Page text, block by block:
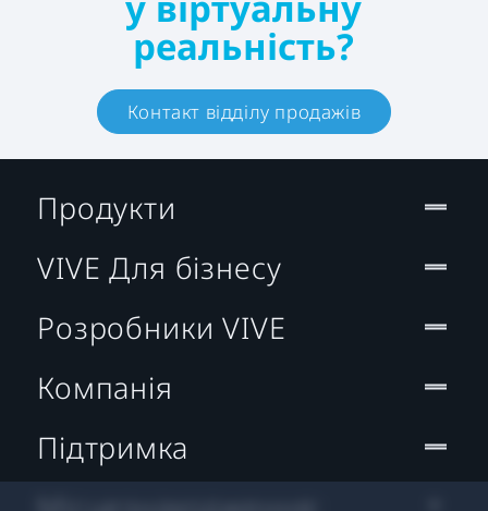
реальність?
Контакт відділу продажів
Продукти
VIVE Для бізнесу
Розробники VIVE
Компанія
Підтримка